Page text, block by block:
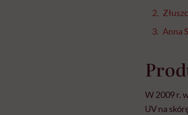
Anna
W 2009 r.
UV na